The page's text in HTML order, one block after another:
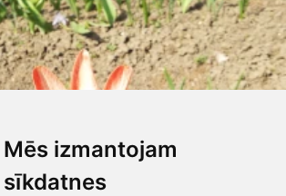
Mēs izmantojam
sīkdatnes